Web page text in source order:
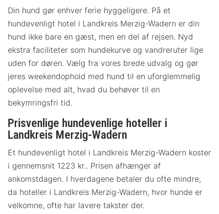
Din hund gør enhver ferie hyggeligere. På et
hundevenligt hotel i Landkreis Merzig-Wadern er din
hund ikke bare en gæst, men en del af rejsen. Nyd
ekstra faciliteter som hundekurve og vandreruter lige
uden for døren. Vælg fra vores brede udvalg og gør
jeres weekendophold med hund til en uforglemmelig
oplevelse med alt, hvad du behøver til en
bekymringsfri tid.
Prisvenlige hundevenlige hoteller i
Landkreis Merzig-Wadern
Et hundevenligt hotel i Landkreis Merzig-Wadern koster
i gennemsnit 1223 kr.. Prisen afhænger af
ankomstdagen. I hverdagene betaler du ofte mindre,
da hoteller i Landkreis Merzig-Wadern, hvor hunde er
velkomne, ofte har lavere takster der.